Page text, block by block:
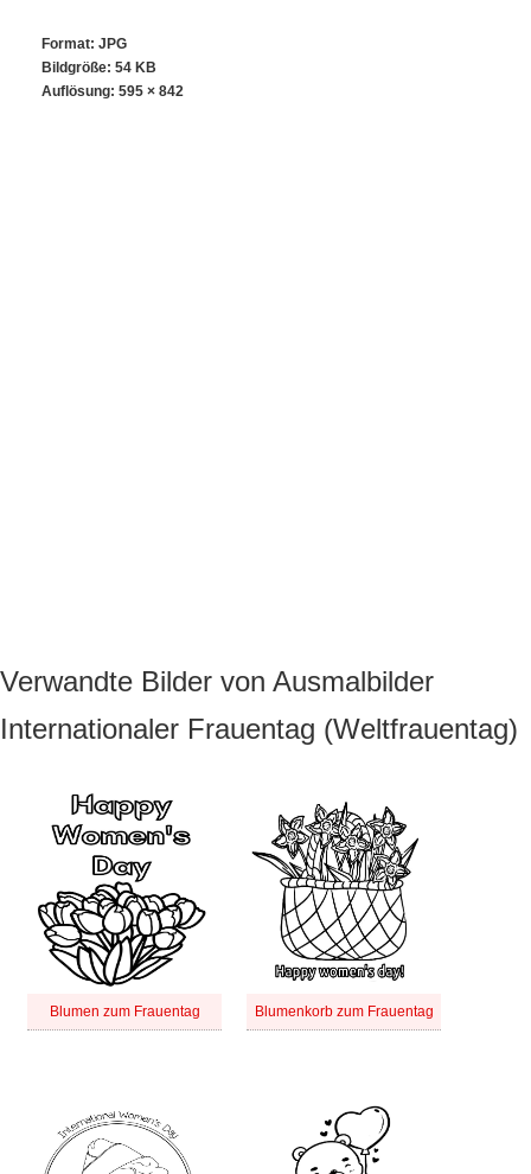
Format: JPG
Bildgröße: 54 KB
Auflösung: 595 × 842
Verwandte Bilder von Ausmalbilder
Internationaler Frauentag (Weltfrauentag)
Blumen zum Frauentag Blumenkorb zum Frauentag